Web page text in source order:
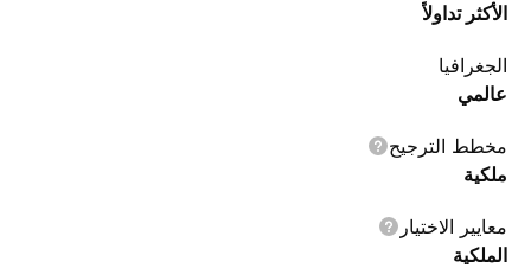
الأكثر تداولاً
الجغرافيا
عالمي
مخطط الترجيح
ملكية
معايير الاختيار
الملكية